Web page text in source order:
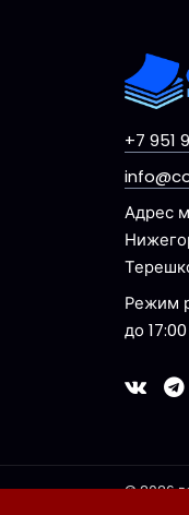
+7 951
Адрес
Режим
до
© 2026